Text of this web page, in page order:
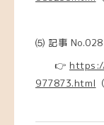
⑸ 記事
👉
977873.html